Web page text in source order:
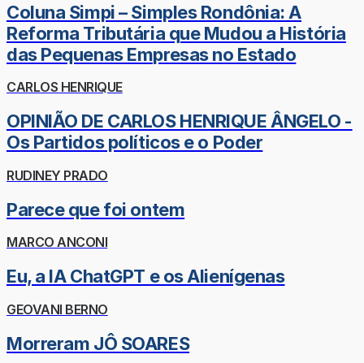
Coluna Simpi – Simples Rondônia: A
Reforma Tributária que Mudou a História
das Pequenas Empresas no Estado
CARLOS HENRIQUE
OPINIÃO DE CARLOS HENRIQUE ÂNGELO -
Os Partidos políticos e o Poder
RUDINEY PRADO
Parece que foi ontem
MARCO ANCONI
Eu, a IA ChatGPT e os Alienígenas
GEOVANI BERNO
Morreram JÔ SOARES